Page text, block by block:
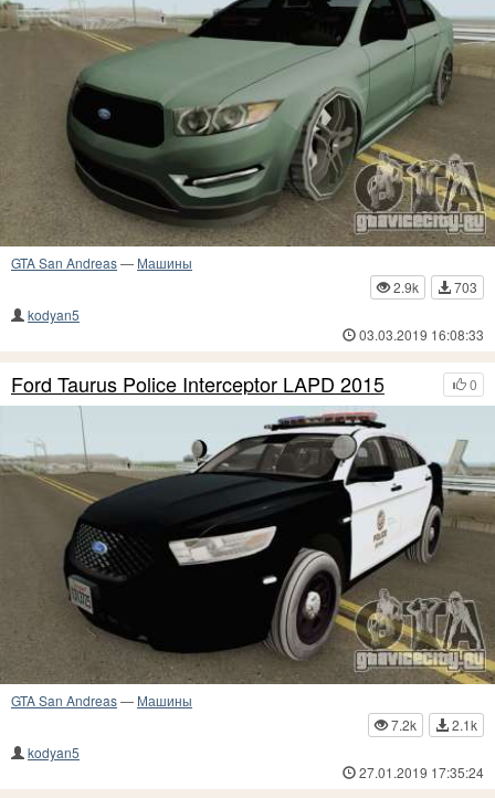
GTA San Andreas— Машины
2.9k
703
kodyan5
03.03.2019 16:08:33
0
Ford Taurus Police Interceptor LAPD 2015
GTA San Andreas— Машины
7.2k
2.1k
kodyan5
27.01.2019 17:35:24